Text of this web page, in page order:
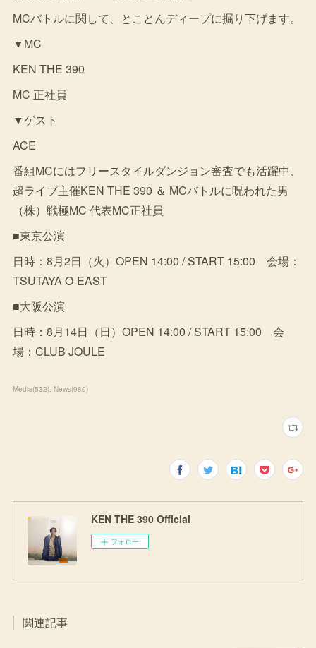
MCバトルに関して、とことんディープに掘り下げます。
▼MC
KEN THE 390
MC 正社員
▼ゲスト
ACE
番組MCにはフリースタイルダンジョン審査でも活躍中、
超ライブ主催KEN THE 390 ＆ MCバトルに呪われた男
（株）戦極MC 代表MC正社員
■東京公演
日時：8月2日（火）OPEN 14:00 / START 15:00 会場：
TSUTAYA O-EAST
■大阪公演
日時：8月14日（日）OPEN 14:00 / START 15:00 会
場：CLUB JOULE
Media(532) News(980)
KEN THE 390 Official
フォロー
関連記事